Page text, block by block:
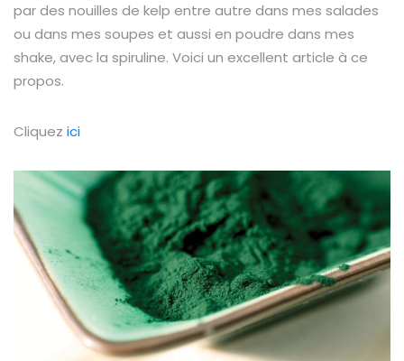
par des nouilles de kelp entre autre dans mes salades
ou dans mes soupes et aussi en poudre dans mes
shake, avec la spiruline. Voici un excellent article à ce
propos.
Cliquez ici